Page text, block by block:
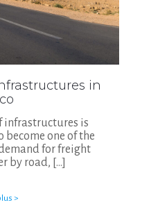
in
infrastructures is
become one of the
for freight
by road, […]
>